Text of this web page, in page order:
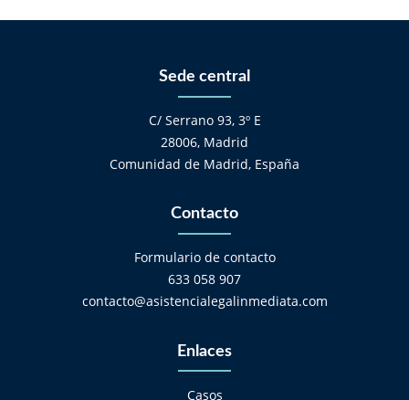
Sede central
C/ Serrano 93, 3º E
28006, Madrid
Comunidad de Madrid, España
Contacto
Formulario de contacto
633 058 907
contacto@asistencialegalinmediata.com
Enlaces
Casos